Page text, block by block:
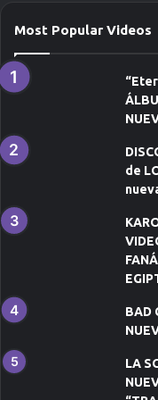
ó
i
c
Most Popular Videos
de
BAD
LA